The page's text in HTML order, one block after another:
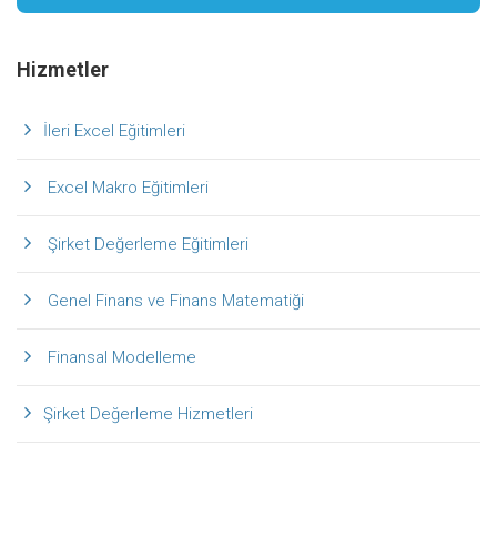
Hizmetler
İleri Excel Eğitimleri
Excel Makro Eğitimleri
Şirket Değerleme Eğitimleri
Genel Finans ve Finans Matematiği
Finansal Modelleme
Şirket Değerleme Hizmetleri